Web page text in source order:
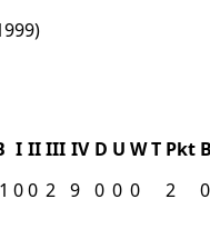
I IIIII IV D U WT Pkt
00 2 9 0 0 0 2 0